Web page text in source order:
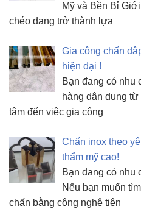
Mỹ và Bền Bỉ
chéo đang trở thành lựa
Gia công chấn
hiện đại !
Bạn đang có nhu
hàng dân dụng
tâm đến việc gia công
Chấn inox theo
thẩm mỹ cao!
Bạn đang có nhu
Nếu bạn muốn
chấn bằng công nghệ tiên